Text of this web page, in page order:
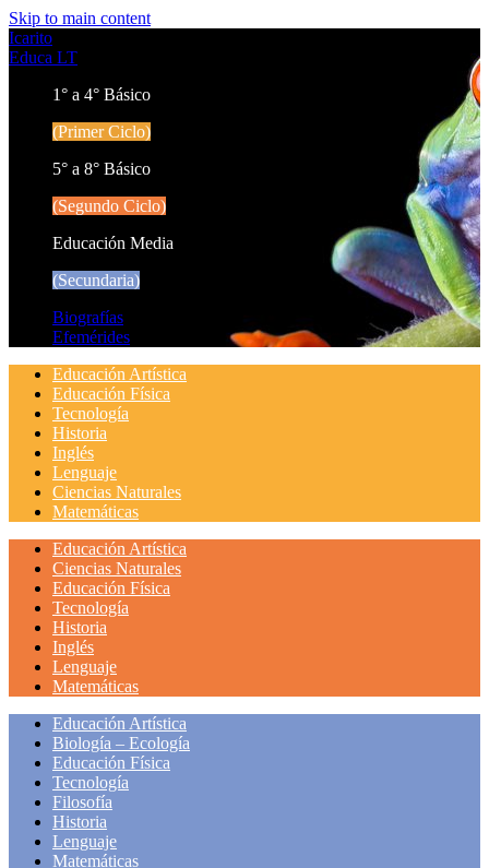
Skip to main content
Icarito
Educa LT
1° a 4° Básico
(Primer Ciclo)
5° a 8° Básico
(Segundo Ciclo)
Educación Media
(Secundaria)
Biografías
Efemérides
Educación Artística
Educación Física
Tecnología
Historia
Inglés
Lenguaje
Ciencias Naturales
Matemáticas
Educación Artística
Ciencias Naturales
Educación Física
Tecnología
Historia
Inglés
Lenguaje
Matemáticas
Educación Artística
Biología – Ecología
Educación Física
Tecnología
Filosofía
Historia
Lenguaje
Matemáticas